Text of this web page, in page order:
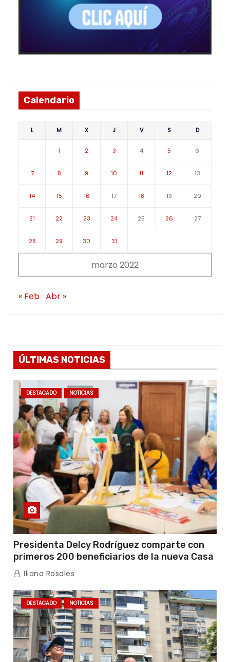
Calendario
marzo 2022
L M X J V S D
1 2 3 4 5 6
7 8 9 10 11 12 13
14 15 16 17 18 19 20
21 22 23 24 25 26 27
28 29 30 31
« Feb Abr »
ÚLTIMAS NOTICIAS
DESTACADO NOTICIAS
Presidenta Delcy Rodríguez comparte con
primeros 200 beneficiarios de la nueva Casa
de los Abuelos “La Primavera” en Caracas
Iliana Rosales
DESTACADO NOTICIAS